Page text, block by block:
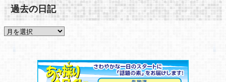
過去の日記